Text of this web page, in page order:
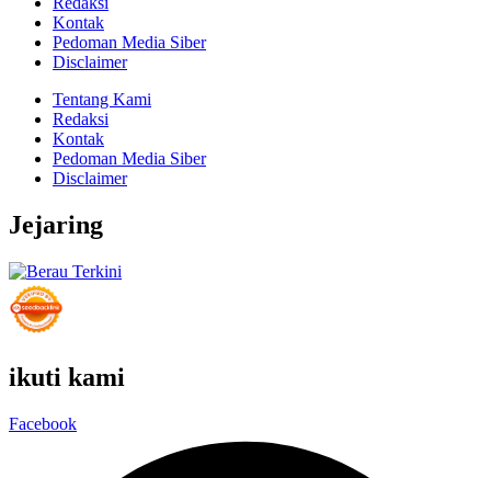
Kontak
Pedoman Media Siber
Disclaimer
Tentang Kami
Redaksi
Kontak
Pedoman Media Siber
Disclaimer
Jejaring
ikuti kami
Facebook